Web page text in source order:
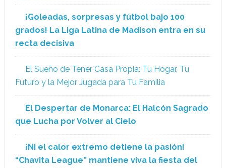
¡Goleadas, sorpresas y fútbol bajo 100
grados! La Liga Latina de Madison entra en su
recta decisiva
El Sueño de Tener Casa Propia: Tu Hogar, Tu
Futuro y la Mejor Jugada para Tu Familia
El Despertar de Monarca: El Halcón Sagrado
que Lucha por Volver al Cielo
¡Ni el calor extremo detiene la pasión!
“Chavita League” mantiene viva la fiesta del